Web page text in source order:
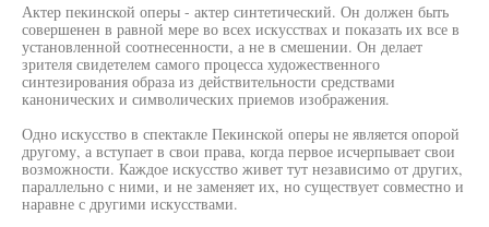
Актер пекинской оперы - актер синтетический. Он должен быть
совершенен в равной мере во всех искусствах и показать их все в
установленной соотнесенности, а не в смешении. Он делает
зрителя свидетелем самого процесса художественного
синтезирования образа из действительности средствами
канонических и символических приемов изображения.
Одно искусство в спектакле Пекинской оперы не является опорой
другому, а вступает в свои права, когда первое исчерпывает свои
возможности. Каждое искусство живет тут независимо от других,
параллельно с ними, и не заменяет их, но существует совместно и
наравне с другими искусствами.